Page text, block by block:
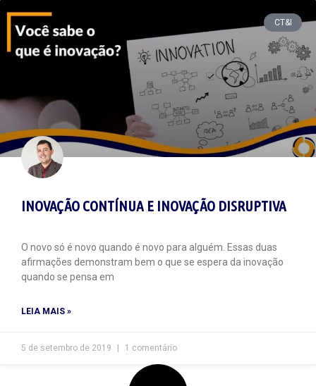
CT&I
INOVAÇÃO CONTÍNUA E INOVAÇÃO DISRUPTIVA
O novo só é novo quando é novo para alguém. Essas duas
afirmações demonstram bem o que se espera da inovação
quando se pensa em
LEIA MAIS »
5 de setembro de 2019 1 comentário